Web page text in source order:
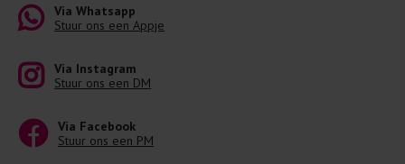
Via Whatsapp
Stuur ons een Appje
Via Instagram
Stuur ons een DM
Via Facebook
Stuur ons een PM